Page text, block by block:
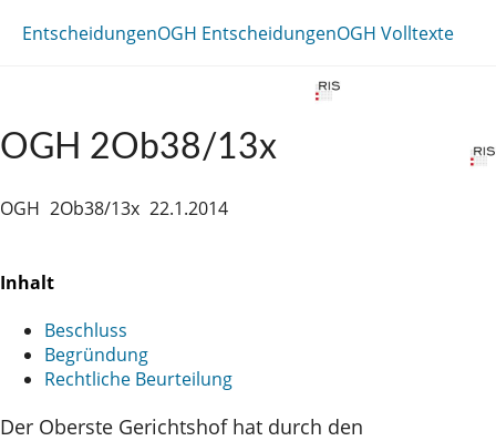
EntscheidungenOGH EntscheidungenOGH Volltexte
OGH 2Ob38/13x
OGH 2Ob38/13x 22.1.2014
Inhalt
Beschluss
Begründung
Rechtliche Beurteilung
Der Oberste Gerichtshof hat durch den